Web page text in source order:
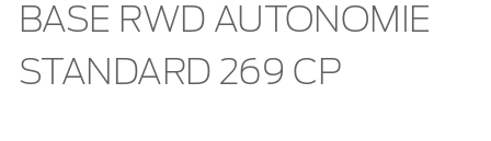
BASE RWD AUTONOMIE
STANDARD 269 CP